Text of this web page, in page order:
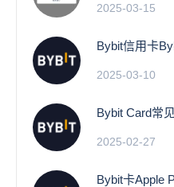
2025-03-15
Bybit信用卡
2025-03-10
Bybit Card常
2025-02-27
Bybit卡Apple